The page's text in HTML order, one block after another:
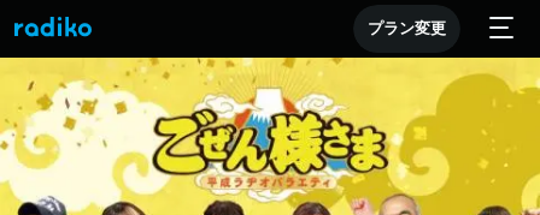
プラン変更